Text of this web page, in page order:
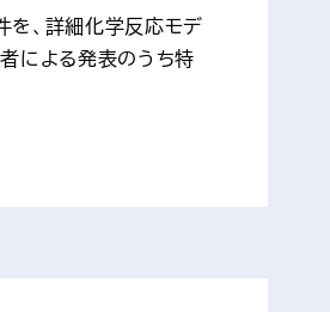
を、詳細化学反応モデ
による発表のうち特